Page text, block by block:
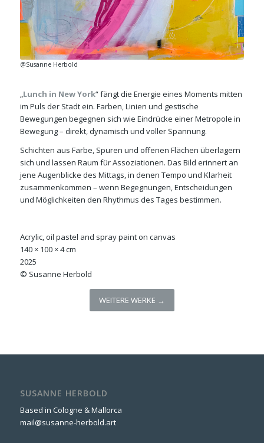
@Susanne Herbold
„Lunch in New York“ fängt die Energie eines Moments mitten
im Puls der Stadt ein. Farben, Linien und gestische
Bewegungen begegnen sich wie Eindrücke einer Metropole in
Bewegung – direkt, dynamisch und voller Spannung.
Schichten aus Farbe, Spuren und offenen Flächen überlagern
sich und lassen Raum für Assoziationen. Das Bild erinnert an
jene Augenblicke des Mittags, in denen Tempo und Klarheit
zusammenkommen – wenn Begegnungen, Entscheidungen
und Möglichkeiten den Rhythmus des Tages bestimmen.
Acrylic, oil pastel and spray paint on canvas
140 × 100 × 4 cm
2025
© Susanne Herbold
WEITERE WERKE →
SUSANNE HERBOLD
Based in Cologne & Mallorca
mail@susanne-herbold.art